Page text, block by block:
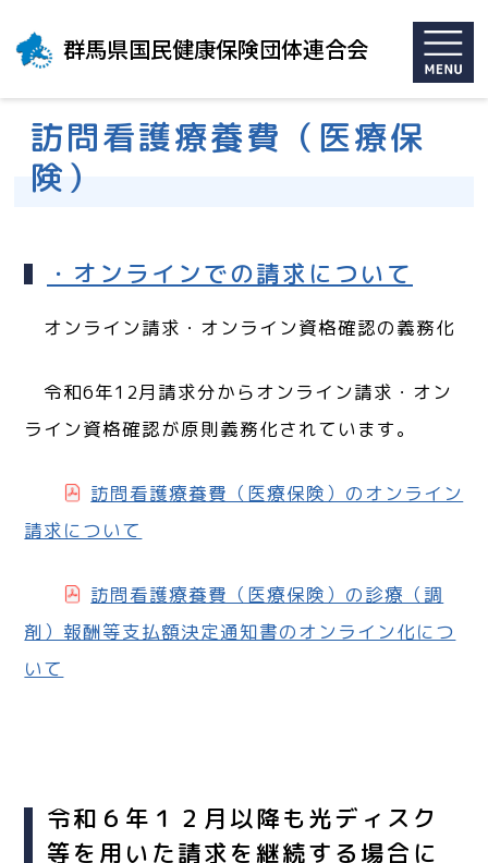
群馬県国民健康保険団体連合会
訪問看護療養費（医療保
険）
・オンラインでの請求について
オンライン請求・オンライン資格確認の義務化
令和6年12月請求分からオンライン請求・オン
ライン資格確認が原則義務化されています。
訪問看護療養費（医療保険）のオンライン
請求について
訪問看護療養費（医療保険）の診療（調
剤）報酬等支払額決定通知書のオンライン化につ
いて
令和６年１２月以降も光ディスク
等を用いた請求を継続する場合に